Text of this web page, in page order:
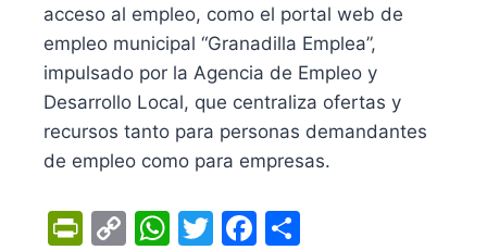
acceso al empleo, como el portal web de
empleo municipal “Granadilla Emplea”,
impulsado por la Agencia de Empleo y
Desarrollo Local, que centraliza ofertas y
recursos tanto para personas demandantes
de empleo como para empresas.
Pr C
W T
F